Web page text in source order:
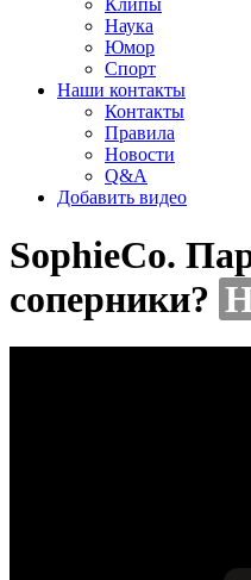
Наука
Юмор
Спорт
Наши контакты
Контакты
Правила
Новости
Q&A
Добавить видео
SophieCo.
соперники?